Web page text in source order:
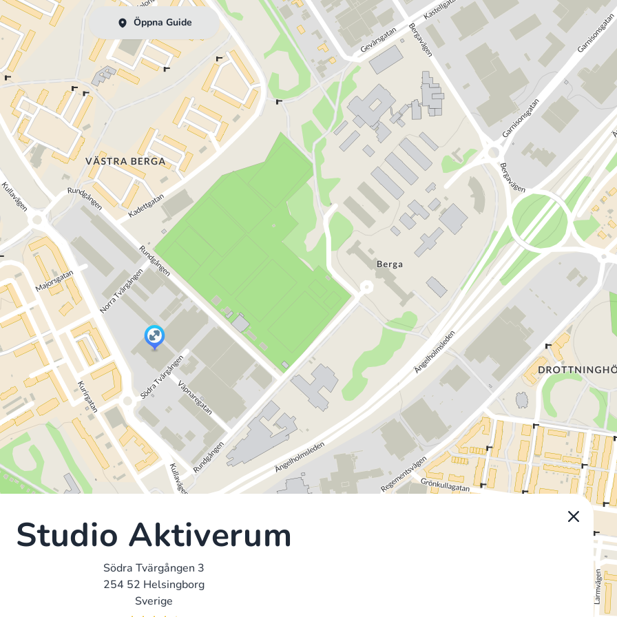
Öppna Guide
Studio Aktiverum
Södra Tvärgången 3
254 52 Helsingborg
Sverige